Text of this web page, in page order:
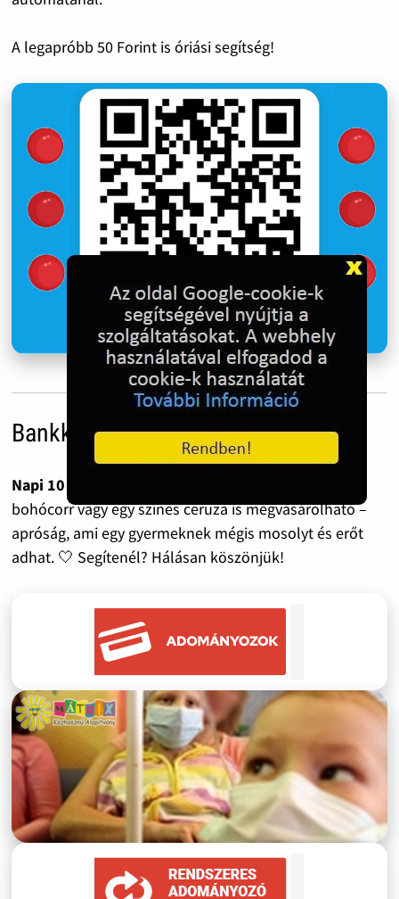
A legapróbb 50 Forint is óriási segítség!
Bankkártyás adományozás
Napi 10 forint havonta már 300 forint.
bohócorr vagy egy színes ceruza is megvásárolható –
apróság, ami egy gyermeknek mégis mosolyt és erőt
adhat. 🤍 Segítenél? Hálásan köszönjük!